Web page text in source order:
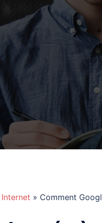
Internet » Comment